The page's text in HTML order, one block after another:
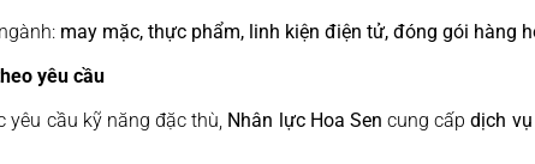
may mặc, thực phẩm, linh kiện điện tử, đóng gói hàng
yêu cầu
yêu cầu kỹ năng đặc thù, Nhân lực Hoa Sen cung cấpdịch